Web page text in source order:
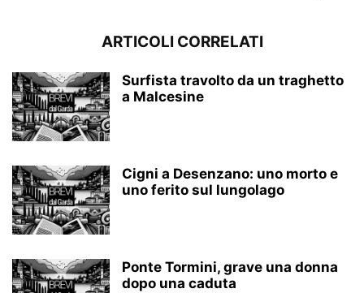
ARTICOLI CORRELATI
Surfista travolto da un traghetto
a Malcesine
Cigni a Desenzano: uno morto e
uno ferito sul lungolago
Ponte Tormini, grave una donna
dopo una caduta